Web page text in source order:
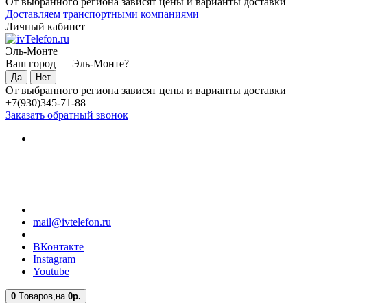
Доставляем транспортными компаниями
Личный кабинет
Эль-Монте
Ваш город — Эль-Монте?
От выбранного региона зависят цены и варианты доставки
+7(930)345-71-88
Заказать обратный звонок
mail@ivtelefon.ru
ВКонтакте
Instagram
Youtube
0 Tоваров,на 0р.